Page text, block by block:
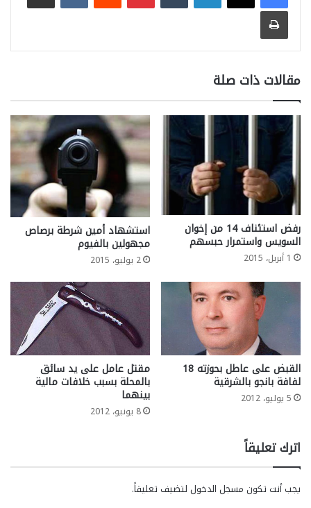
طباعة
مقالات ذات صلة
رفض استئناف 14 من إخوان
السويس واستمرار حبسهم
1 أبريل، 2015
استشهاد أمين شرطة برصاص
مجهولين بالفيوم
2 يوليو، 2015
القبض على عاطل بحوزته 18
لفافة بانجو بالشرقية
5 يوليو، 2012
مقتل عامل على يد سائق
بالمحلة بسبب خلافات مالية
بينهما
8 يونيو، 2012
اترك تعليقاً
يجب أنت تكون مسجل الدخول لتضيف تعليقاً.